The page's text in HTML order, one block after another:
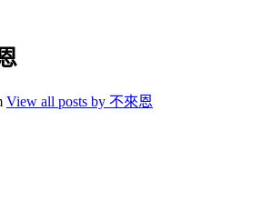
View all posts by 不來恩